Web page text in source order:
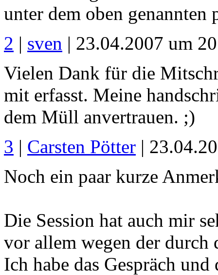
unter dem oben
2 | sven | 23.04.2007 um
Vielen Dank für die
mit erfasst. Meine
dem Müll anvertrauen. ;)
3 | Carsten Pötter |
Noch ein paar kurze
Die Session hat auch mir
vor allem wegen der durch
Ich habe das Gespräch